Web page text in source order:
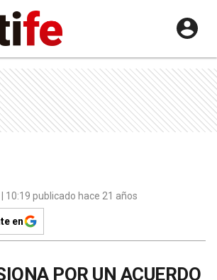
10:19 publicado hace 21 años
en
POR UN ACUERDO